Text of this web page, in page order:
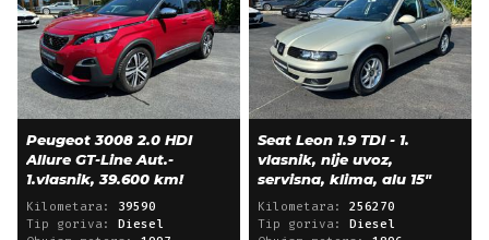
Peugeot 3008 2.0 HDI
Allure GT-Line Aut.-
1.vlasnik, 39.600 km!
Kilometara: 39590
Tip goriva: Diesel
Seat Leon 1.9 TDI - 1.
vlasnik, nije uvoz,
servisna, klima, alu 15"
Kilometara: 256270
Tip goriva: Diesel